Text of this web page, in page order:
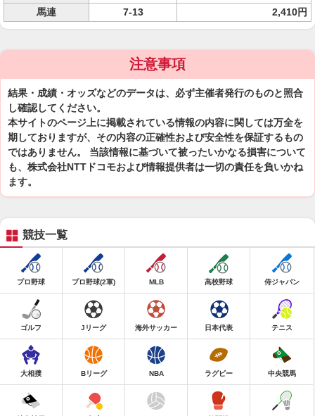
馬連
7-13 2,410円
注意事項
結果・成績・オッズなどのデータは、必ず主催者発行のものと照合
し確認してください。
本サイトのページ上に掲載されている情報の内容に関しては万全を
期しておりますが、その内容の正確性および安全性を保証するもの
ではありません。 当該情報に基づいて被ったいかなる損害について
も、株式会社NTTドコモおよび情報提供者は一切の責任を負いかね
ます。
競技一覧
プロ野球 プロ野球(2軍) MLB 高校野球 侍ジャパン
ゴルフ Jリーグ 海外サッカー 日本代表 テニス
大相撲 Bリーグ NBA ラグビー 中央競馬